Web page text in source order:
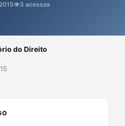
temas é fundamental para
3 acessos
do Direito